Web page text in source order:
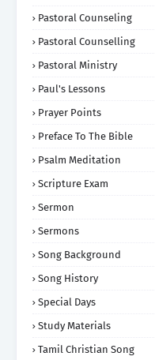
Pastoral Counseling
Pastoral Counselling
Pastoral Ministry
Paul's Lessons
Prayer Points
Preface To The Bible
Psalm Meditation
Scripture Exam
Sermon
Sermons
Song Background
Song History
Special Days
Study Materials
Tamil Christian Song